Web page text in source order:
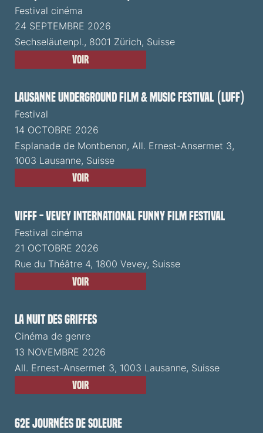
Festival cinéma
24 SEPTEMBRE 2026
Sechseläutenpl., 8001 Zürich, Suisse
Voir
Lausanne Underground Film & Music Festival (LUFF)
Festival
14 OCTOBRE 2026
Esplanade de Montbenon, All. Ernest-Ansermet 3,
1003 Lausanne, Suisse
Voir
VIFFF - Vevey International Funny Film Festival
Festival cinéma
21 OCTOBRE 2026
Rue du Théâtre 4, 1800 Vevey, Suisse
Voir
La Nuit des Griffes
Cinéma de genre
13 NOVEMBRE 2026
All. Ernest-Ansermet 3, 1003 Lausanne, Suisse
Voir
62e Journées de Soleure